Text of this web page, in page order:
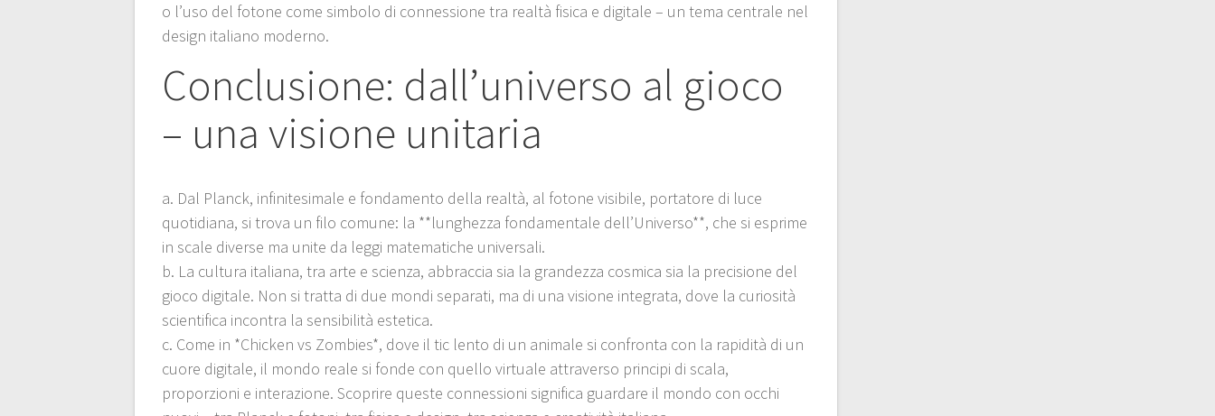
o l’uso del fotone come simbolo di connessione tra realtà fisica e digitale – un tema centrale nel
design italiano moderno.
Conclusione: dall’universo al gioco
– una visione unitaria
a. Dal Planck, infinitesimale e fondamento della realtà, al fotone visibile, portatore di luce
quotidiana, si trova un filo comune: la **lunghezza fondamentale dell’Universo**, che si esprime
in scale diverse ma unite da leggi matematiche universali.
b. La cultura italiana, tra arte e scienza, abbraccia sia la grandezza cosmica sia la precisione del
gioco digitale. Non si tratta di due mondi separati, ma di una visione integrata, dove la curiosità
scientifica incontra la sensibilità estetica.
c. Come in *Chicken vs Zombies*, dove il tic lento di un animale si confronta con la rapidità di un
cuore digitale, il mondo reale si fonde con quello virtuale attraverso principi di scala,
proporzioni e interazione. Scoprire queste connessioni significa guardare il mondo con occhi